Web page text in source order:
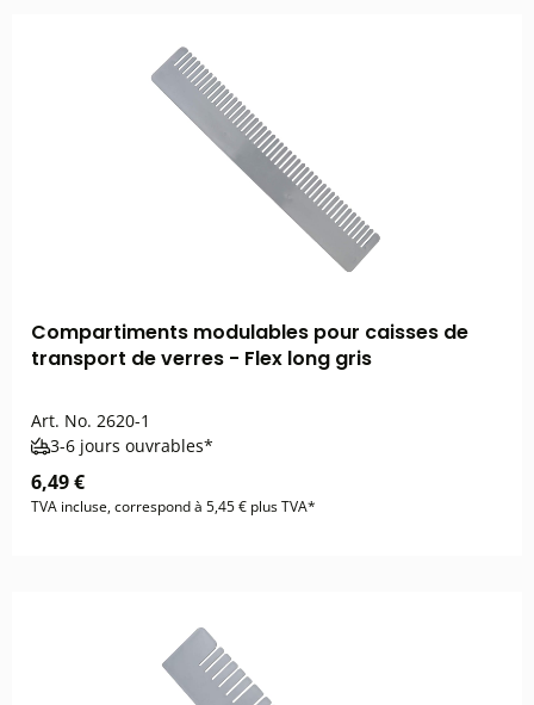
Compartiments modulables pour caisses de
transport de verres - Flex long gris
Art. No. 2620-1
3-6 jours ouvrables*
6,49 €
TVA incluse, correspond à 5,45 € plus TVA*